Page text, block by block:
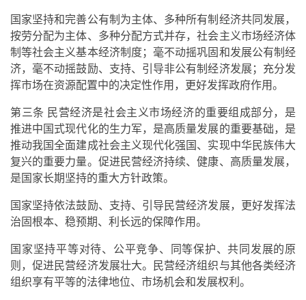
国家坚持和完善公有制为主体、多种所有制经济共同发展，
按劳分配为主体、多种分配方式并存，社会主义市场经济体
制等社会主义基本经济制度；毫不动摇巩固和发展公有制经
济，毫不动摇鼓励、支持、引导非公有制经济发展；充分发
挥市场在资源配置中的决定性作用，更好发挥政府作用。
第三条 民营经济是社会主义市场经济的重要组成部分，是
推进中国式现代化的生力军，是高质量发展的重要基础，是
推动我国全面建成社会主义现代化强国、实现中华民族伟大
复兴的重要力量。促进民营经济持续、健康、高质量发展，
是国家长期坚持的重大方针政策。
国家坚持依法鼓励、支持、引导民营经济发展，更好发挥法
治固根本、稳预期、利长远的保障作用。
国家坚持平等对待、公平竞争、同等保护、共同发展的原
则，促进民营经济发展壮大。民营经济组织与其他各类经济
组织享有平等的法律地位、市场机会和发展权利。